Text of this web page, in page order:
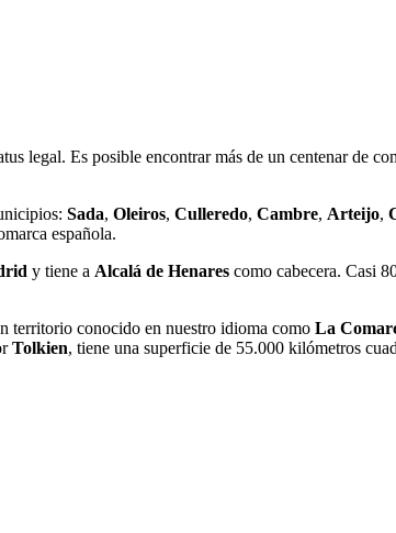
legal. Es posible encontrar más de un centenar de
Sada, Oleiros, Culleredo, Cambre, Arteijo,
española.
y tiene a Alcalá de Henares como cabecera. Casi
territorio conocido en nuestro idioma como La
Tolkien, tiene una superficie de 55.000 kilómetros